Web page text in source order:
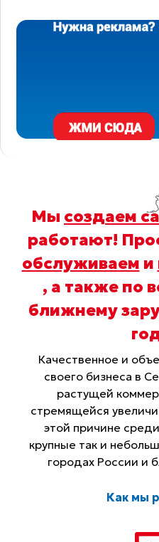
Мы создаем
работают!
обслуживаем и
, а также по
ближнему
Качественное и
своего бизнеса в
растущей
стремящейся
этой причине
крупные так и
городах России и
Как мы